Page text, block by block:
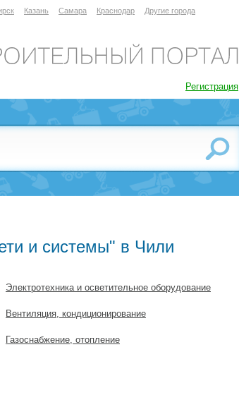
Казань Самара Краснодар Другие города
Регистрация
и системы" в Чили
Электротехника и осветительное оборудование
Вентиляция, кондиционирование
Газоснабжение, отопление